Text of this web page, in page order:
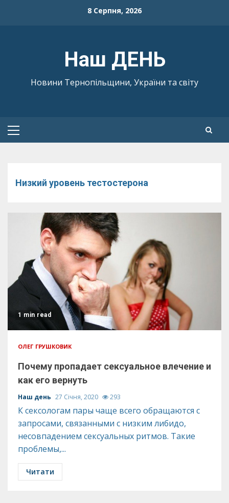
8 Серпня, 2026
Наш ДЕНЬ
Новини Тернопільщини, України та світу
Primary
Низкий уровень тестостерона
1 min read
ОЛЕГ ГРУШКОВИК
Почему пропадает сексуальное влечение и
как его вернуть
Наш день 27 Січня, 2020 293
К сексологам пары чаще всего обращаются с
запросами, связанными с низким либидо,
несовпадением сексуальных ритмов. Такие
проблемы,...
Читати